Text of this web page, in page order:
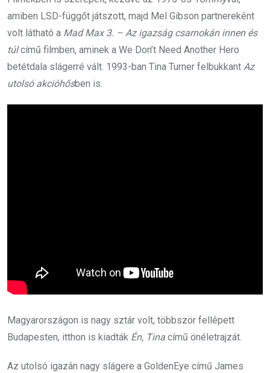
amiben LSD-függőt játszott, majd Mel Gibson partnereként
volt látható a Mad Max 3. – Az igazság csarnokán innen és
túlcímű filmben, aminek a We Don’t Need Another Hero
betétdala slágerré vált. 1993-ban Tina Turner felbukkant Az
utolsó akcióhősben is.
Magyarországon is nagy sztár volt, többször fellépett
Budapesten, itthon is kiadták Én, Tina című önéletrajzát.
Az utolsó igazán nagy slágere a GoldenEye című James